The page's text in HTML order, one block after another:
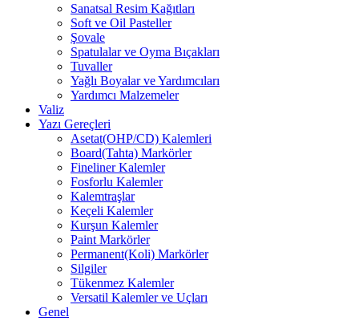
Sanatsal Resim Kağıtları
Soft ve Oil Pasteller
Şovale
Spatulalar ve Oyma Bıçakları
Tuvaller
Yağlı Boyalar ve Yardımcıları
Yardımcı Malzemeler
Valiz
Yazı Gereçleri
Asetat(OHP/CD) Kalemleri
Board(Tahta) Markörler
Fineliner Kalemler
Fosforlu Kalemler
Kalemtraşlar
Keçeli Kalemler
Kurşun Kalemler
Paint Markörler
Permanent(Koli) Markörler
Silgiler
Tükenmez Kalemler
Versatil Kalemler ve Uçları
Genel